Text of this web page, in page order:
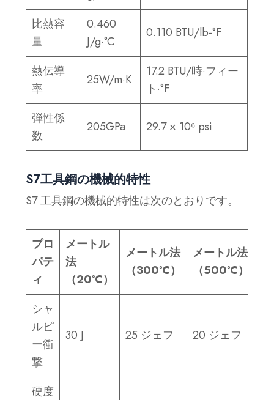
比熱容
量
0.460
J/g·°C
0.110 BTU/lb-°F
熱伝導
率
25W/m·K
17.2 BTU/時·フィー
ト·°F
弾性係
数
205GPa 29.7 × 10⁶ psi
S7工具鋼の機械的特性
S7 工具鋼の機械的特性は次のとおりです。
プロ
パテ
ィ
メートル
法
（20°C）
メートル法
（300°C）
メートル法
（500°C）
シャ
ルピ
ー衝
撃
30 J 25 ジェフ 20 ジェフ
硬度